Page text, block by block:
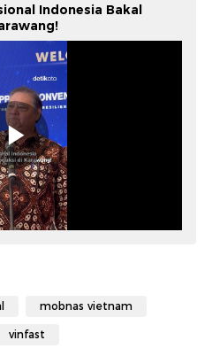
Indonesia Bakal
mobnas vietnam
vinfast